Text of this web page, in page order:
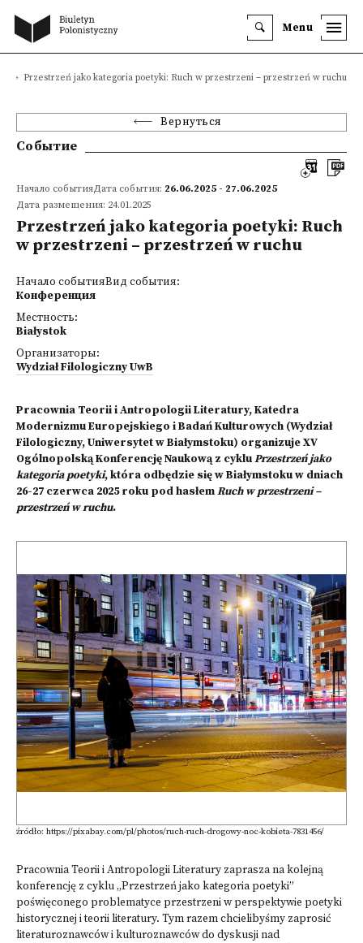
Menu
Przestrzeń jako kategoria poetyki: Ruch w przestrzeni – przestrzeń w ruchu
Вернуться
Событие
Начало событияДата события: 26.06.2025 - 27.06.2025
Дата размещения: 24.01.2025
Przestrzeń jako kategoria poetyki: Ruch
w przestrzeni – przestrzeń w ruchu
Начало событияВид события:
Конференция
Местность:
Białystok
Организаторы:
Wydział Filologiczny UwB
Pracownia Teorii i Antropologii Literatury, Katedra
Modernizmu Europejskiego i Badań Kulturowych (Wydział
Filologiczny, Uniwersytet w Białymstoku) organizuje XV
Ogólnopolską Konferencję Naukową z cykluPrzestrzeń jako
kategoria poetyki, która odbędzie się w Białymstoku w dniach
26-27 czerwca 2025 roku pod hasłemRuch w przestrzeni –
przestrzeń w ruchu.
źródło: https://pixabay.com/pl/photos/ruch-ruch-drogowy-noc-kobieta-7831456/
Pracownia Teorii i Antropologii Literatury zaprasza na kolejną
konferencję z cyklu „Przestrzeń jako kategoria poetyki”
poświęconego problematyce przestrzeni w perspektywie poetyki
historycznej i teorii literatury. Tym razem chcielibyśmy zaprosić
literaturoznawców i kulturoznawców do dyskusji nad